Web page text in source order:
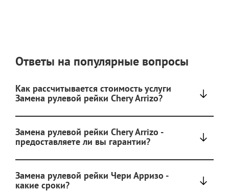
Ответы на популярные вопросы
Как рассчитывается стоимость услуги
Замена рулевой рейки Chery Arrizo?
Замена рулевой рейки Chery Arrizo -
предоставляете ли вы гарантии?
Замена рулевой рейки Чери Арризо -
какие сроки?